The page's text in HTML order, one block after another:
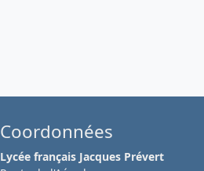
Coordonnées
Lycée français Jacques Prévert